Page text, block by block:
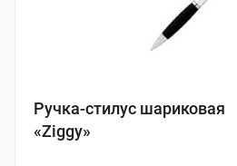
Ручка-стилус шариковая
«Ziggy»